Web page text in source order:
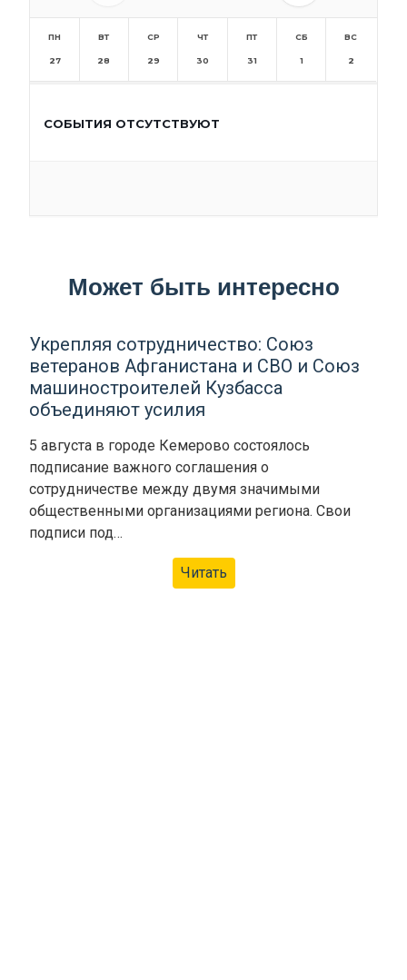
ПН
27
ВТ
28
СР
29
ЧТ
30
ПТ
31
СБ
1
ВС
2
СОБЫТИЯ ОТСУТСТВУЮТ
Может быть интересно
Укрепляя сотрудничество: Союз
ветеранов Афганистана и СВО и Союз
машиностроителей Кузбасса
объединяют усилия
5 августа в городе Кемерово состоялось
подписание важного соглашения о
сотрудничестве между двумя значимыми
общественными организациями региона. Свои
подписи под…
Читать